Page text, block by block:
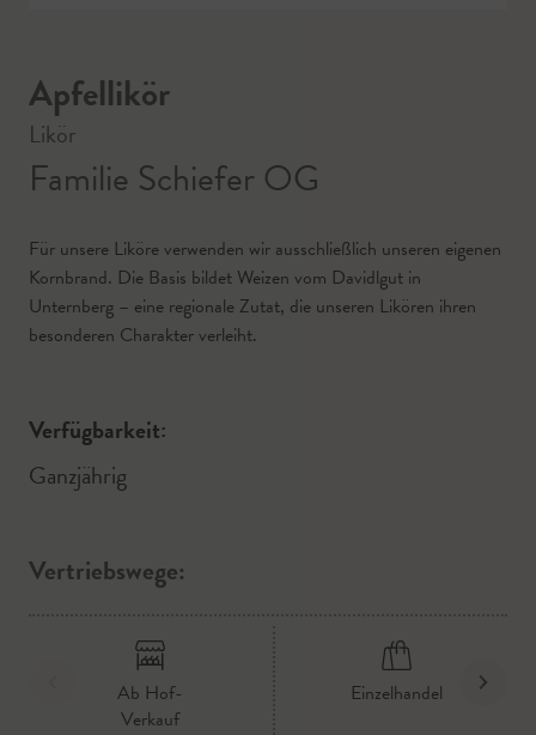
Apfellikör
Likör
Familie Schiefer OG
Für unsere Liköre verwenden wir ausschließlich unseren eigenen
Kornbrand. Die Basis bildet Weizen vom Davidlgut in
Unternberg – eine regionale Zutat, die unseren Likören ihren
besonderen Charakter verleiht.
Verfügbarkeit:
Ganzjährig
Vertriebswege:
Ab Hof-
Verkauf
Einzelhandel